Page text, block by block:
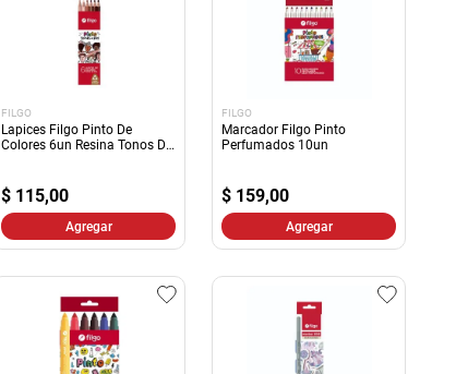
FILGO
Lapices Filgo Pinto De
Colores 6un Resina Tonos De
$ 115,00
Agregar
FILGO
Marcador Filgo Pinto
Perfumados 10un
$ 159,00
Agregar